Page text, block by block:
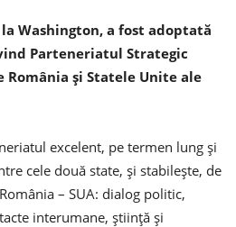
Washington, a fost adoptată
Parteneriatul Strategic
România şi Statele Unite ale
excelent, pe termen lung şi
cele două state, şi stabileşte, de
– SUA: dialog politic,
interumane, ştiinţă şi